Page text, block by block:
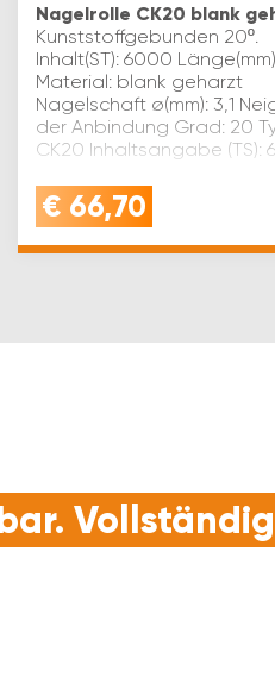
Nagelrolle CK20 blank
Kunststoffgebunden 20º.
Inhalt(ST): 6000
Material: blank geharzt
Nagelschaft ø(mm): 3,1
der Anbindung Grad: 20
CK20 Inhaltsangabe (TS): 6
€ 66,70